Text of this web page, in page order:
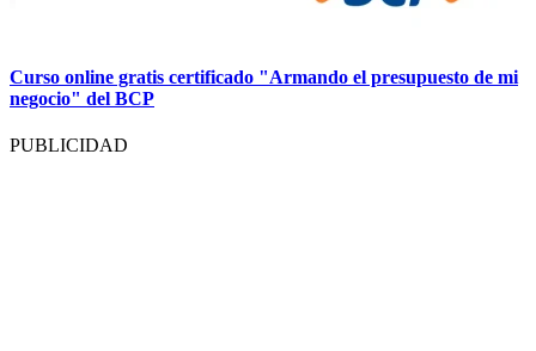
Curso online gratis certificado "Armando el presupuesto de mi
negocio" del BCP
PUBLICIDAD